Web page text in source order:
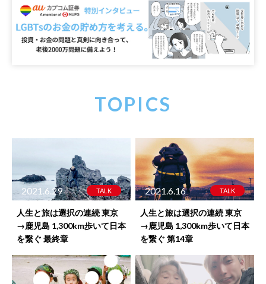
TOPICS
2021.6.29 TALK
人生と旅は選択の連続 東京
→鹿児島 1,300km歩いて日本
を繋ぐ 最終章
2021.6.16 TALK
人生と旅は選択の連続 東京
→鹿児島 1,300km歩いて日本
を繋ぐ 第14章